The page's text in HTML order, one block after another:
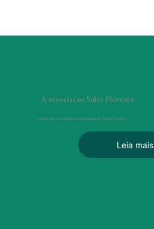
A associação Salve Floresta
Quais são os objetivos da associação Salve Floresta? >
Leia mais